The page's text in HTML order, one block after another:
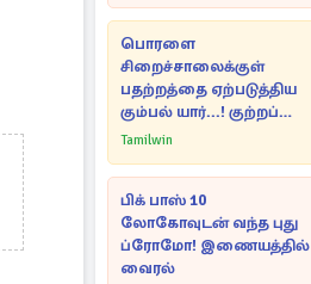
பொரளை
சிறைச்சாலைக்குள்
பதற்றத்தை ஏற்படுத்திய
கும்பல் யார்...! குற்றப்
பின்னணி தொடர்பில்
Tamilwin
பிக் பாஸ் 10
லோகோவுடன் வந்த புது
ப்ரோமோ! இணையத்தில்
வைரல்